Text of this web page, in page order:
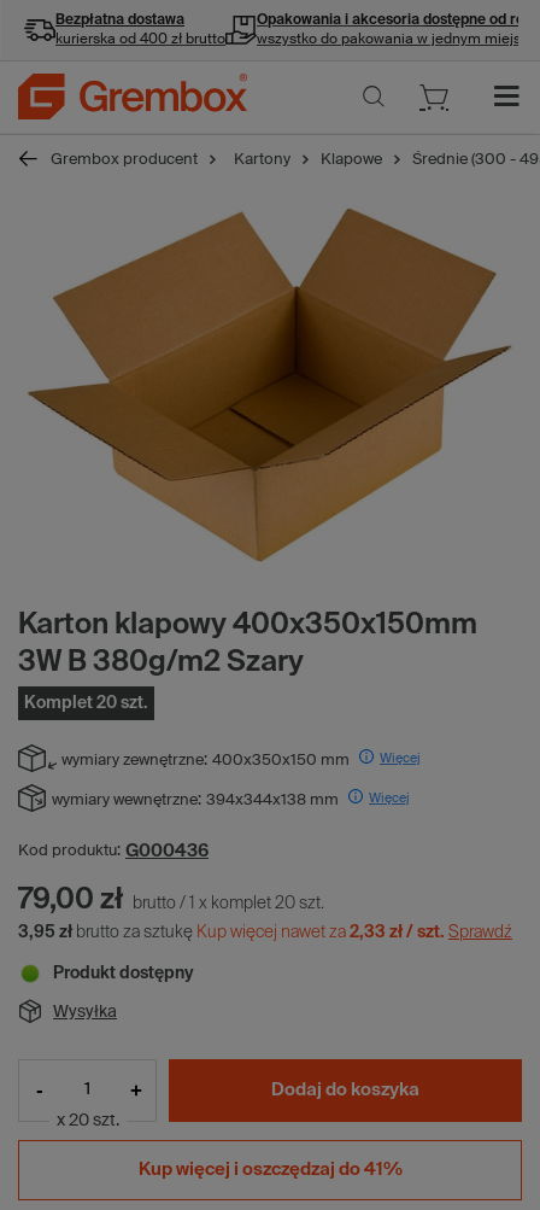
Bezpłatna dostawa
kurierska od 400 zł brutto
Opakowania i akcesoria dostępne od ręki
wszystko do pakowania w jednym miejscu
Grembox producent Kartony Klapowe Średnie (300 -
Karton klapowy 400x350x150mm
3W B 380g/m2 Szary
Komplet 20 szt.
wymiary zewnętrzne: 400x350x150 mm Więcej
wymiary wewnętrzne: 394x344x138 mm Więcej
Kod produktu: G000436
79,00 zł brutto / 1 x komplet 20 szt.
3,95 zł brutto za sztukę Kup więcej nawet za 2,33 zł / szt. Sprawdź
Produkt dostępny
Wysyłka
- +
x 20 szt.
Dodaj do koszyka
Kup więcej i oszczędzaj do 41%